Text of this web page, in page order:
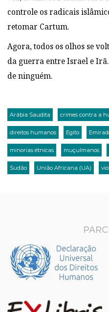
controle os radicais
retomar Cartum.
Agora, todos os olhos se
da guerra entre Israel e
de ninguém.
Arábia Saudita crimes contra a
direitos humanos Egito
minorias étnicas muçulmanos
Sudão União Africana (UA)